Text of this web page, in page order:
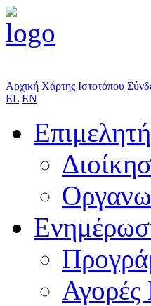
Αρχική Χάρτης Ιστοτόπου
EL EN
Αγορές